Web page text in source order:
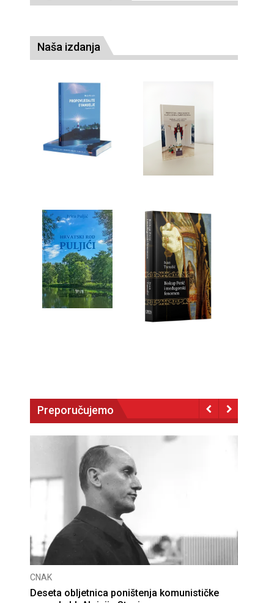
Naša izdanja
Preporučujemo
CNAK
Deseta obljetnica poništenja komunističke